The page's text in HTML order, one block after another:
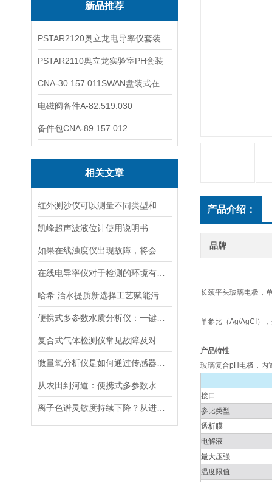
新品推荐
PSTAR2120奥立龙电导率仪套装
PSTAR2110奥立龙实验室PH套装
电磁阀备件A-82.519.030
备件包CNA-89.157.012
相关文章
凯峰超声波液位计使用说明书
产品介绍：
品牌
长颈平头玻璃电极，
单参比（Ag/AgCI）
产品特性
玻璃复合pH电极，内
接口
参比类型
透析膜
电解液
最大压强
温度限值